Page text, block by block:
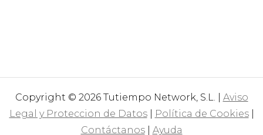
Copyright © 2026 Tutiempo Network, S.L. | Aviso
Legal y Proteccion de Datos| Política de Cookies|
Contáctanos| Ayuda